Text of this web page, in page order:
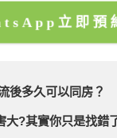
立即預
後多久可以同房？
大?其實你只是找錯